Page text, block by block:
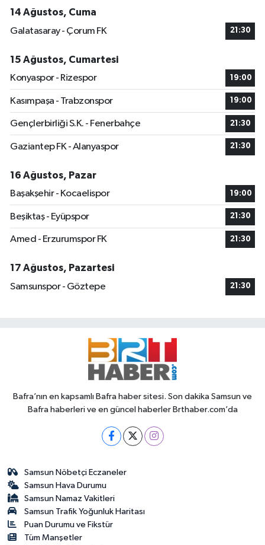
14 Ağustos, Cuma
Galatasaray - Çorum FK
21:30
15 Ağustos, Cumartesi
Konyaspor - Rizespor
19:00
Kasımpaşa - Trabzonspor 19:00
Gençlerbirliği S.K. - Fenerbahçe 21:30
Gaziantep FK - Alanyaspor 21:30
16 Ağustos, Pazar
Başakşehir - Kocaelispor
19:00
Beşiktaş - Eyüpspor 21:30
Amed - Erzurumspor FK 21:30
17 Ağustos, Pazartesi
Samsunspor - Göztepe
21:30
Bafra’nın en kapsamlı Bafra haber sitesi. Son dakika Samsun ve
Bafra haberleri ve en güncel haberler Brthaber.com’da
Samsun Nöbetçi Eczaneler
Samsun Hava Durumu
Samsun Namaz Vakitleri
Samsun Trafik Yoğunluk Haritası
Puan Durumu ve Fikstür
Tüm Manşetler